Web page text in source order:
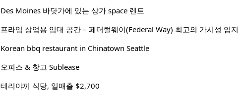
Des Moines 바닷가에 있는 상가 space 렌트
프라임 상업용 임대 공간 – 페더럴웨이(Federal Way) 최고의 가시성 입지
Korean bbq restaurant in Chinatown Seattle
오피스 & 창고 Sublease
테리야끼 식당, 일매출 $2,700